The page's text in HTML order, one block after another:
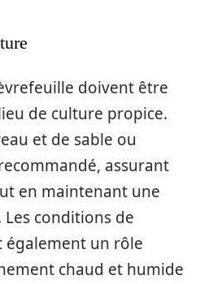
doivent être
de culture propice.
et de sable ou
assurant
en maintenant une
conditions de
un rôle
chaud et humide